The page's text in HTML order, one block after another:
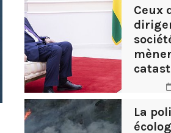
Ceux
La